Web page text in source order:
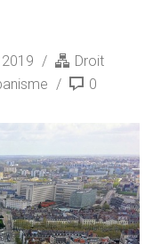
Droit
0